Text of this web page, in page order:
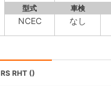
型式 車検
NCEC なし
RS RHT ()